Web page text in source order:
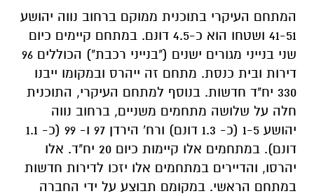
המתחם העיקרי בתוכנית ממוקם ברחוב נווה יהושע
41-51 ושטחו הוא כ-4.5 דונם. במתחם קיימים כיום
שני בנייני מגורים ישנים ("בנייני רכבת") הכוללים 96
דירות ובית כנסת. מתחם זה ייהרס ובמקומו ייבנו
330 יח"ד חדשות. בנוסף למתחם העיקרי, התוכנית
חלה על שלושה מתחמים משניים, ברחוב נווה
יהושע 1-5 (כ- 1.3 דונם) ורח' הירדן 97 ו- 99 (כ- 1.1
דונם). במתחמים אלו קיימות כיום 20 יח"ד. אלו
יהרסו, והדיירים במתחמים אלו יזכו לדירות חדשות
במתחם הראשי. במקומם תבוצע על ידי החברה